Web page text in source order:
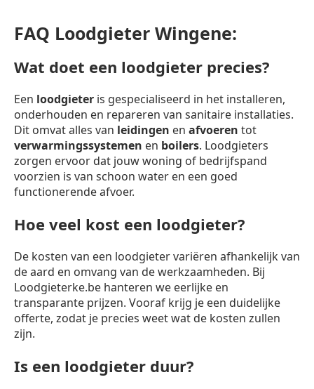
FAQ Loodgieter Wingene:
Wat doet een loodgieter precies?
Een loodgieter is gespecialiseerd in het installeren,
onderhouden en repareren van sanitaire installaties.
Dit omvat alles van leidingen en afvoeren tot
verwarmingssystemen en boilers. Loodgieters
zorgen ervoor dat jouw woning of bedrijfspand
voorzien is van schoon water en een goed
functionerende afvoer.
Hoe veel kost een loodgieter?
De kosten van een loodgieter variëren afhankelijk van
de aard en omvang van de werkzaamheden. Bij
Loodgieterke.be hanteren we eerlijke en
transparante prijzen. Vooraf krijg je een duidelijke
offerte, zodat je precies weet wat de kosten zullen
zijn.
Is een loodgieter duur?